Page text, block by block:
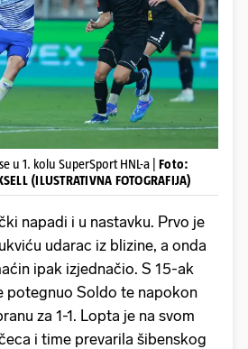
u 1. kolu SuperSport HNL-a | Foto:
(ILUSTRATIVNA FOTOGRAFIJA)
napadi i u nastavku. Prvo je
udarac iz blizine, a onda
ipak izjednačio. S 15-ak
potegnuo Soldo te napokon
za 1-1. Lopta je na svom
i time prevarila šibenskog